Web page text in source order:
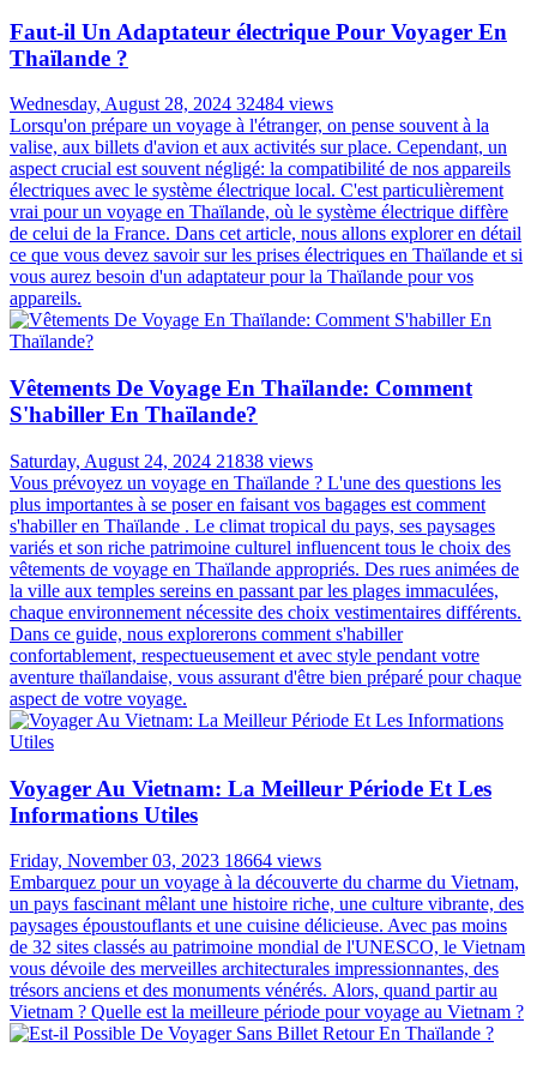
Faut-il Un Adaptateur électrique Pour Voyager En
Thaïlande ?
Wednesday, August 28, 2024 32484 views
Lorsqu'on prépare un voyage à l'étranger, on pense souvent à la
valise, aux billets d'avion et aux activités sur place. Cependant, un
aspect crucial est souvent négligé: la compatibilité de nos appareils
électriques avec le système électrique local. C'est particulièrement
vrai pour un voyage en Thaïlande, où le système électrique diffère
de celui de la France. Dans cet article, nous allons explorer en détail
ce que vous devez savoir sur les prises électriques en Thaïlande et si
vous aurez besoin d'un adaptateur pour la Thaïlande pour vos
appareils.
Vêtements De Voyage En Thaïlande: Comment
S'habiller En Thaïlande?
Saturday, August 24, 2024 21838 views
Vous prévoyez un voyage en Thaïlande ? L'une des questions les
plus importantes à se poser en faisant vos bagages est comment
s'habiller en Thaïlande . Le climat tropical du pays, ses paysages
variés et son riche patrimoine culturel influencent tous le choix des
vêtements de voyage en Thaïlande appropriés. Des rues animées de
la ville aux temples sereins en passant par les plages immaculées,
chaque environnement nécessite des choix vestimentaires différents.
Dans ce guide, nous explorerons comment s'habiller
confortablement, respectueusement et avec style pendant votre
aventure thaïlandaise, vous assurant d'être bien préparé pour chaque
aspect de votre voyage.
Voyager Au Vietnam: La Meilleur Période Et Les
Informations Utiles
Friday, November 03, 2023 18664 views
Embarquez pour un voyage à la découverte du charme du Vietnam,
un pays fascinant mêlant une histoire riche, une culture vibrante, des
paysages époustouflants et une cuisine délicieuse. Avec pas moins
de 32 sites classés au patrimoine mondial de l'UNESCO, le Vietnam
vous dévoile des merveilles architecturales impressionnantes, des
trésors anciens et des monuments vénérés. Alors, quand partir au
Vietnam ? Quelle est la meilleure période pour voyage au Vietnam ?